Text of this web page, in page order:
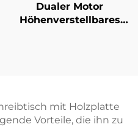
Dualer Motor
Höhenverstellbares
mit Holzplatte
Vorteile, die ihn zu